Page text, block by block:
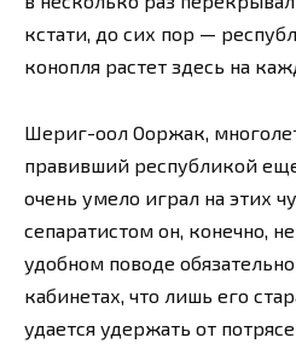
кстати, до сих пор —
конопля растет здесь на
Шериг-оол Ооржак,
правивший республикой
очень умело играл на этих
сепаратистом он, конечно,
удобном поводе
кабинетах, что лишь его
удается удержать от